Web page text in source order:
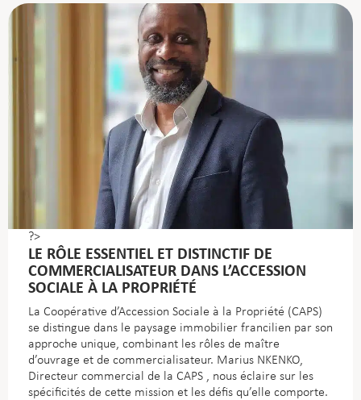
?>
LE RÔLE ESSENTIEL ET DISTINCTIF DE
COMMERCIALISATEUR DANS L’ACCESSION
SOCIALE À LA PROPRIÉTÉ
La Coopérative d’Accession Sociale à la Propriété (CAPS)
se distingue dans le paysage immobilier francilien par son
approche unique, combinant les rôles de maître
d’ouvrage et de commercialisateur. Marius NKENKO,
Directeur commercial de la CAPS , nous éclaire sur les
spécificités de cette mission et les défis qu’elle comporte.